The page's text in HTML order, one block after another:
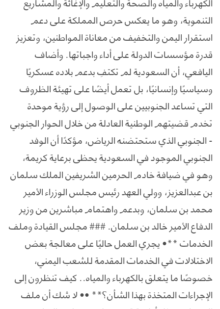
التنموية، وهو ما يعكس حرص المملكة على دعم
استقرار اليمن والتخفيف من معاناة المواطنين، وتعزيز
قدرة مؤسسات الدولة على أداء واجباتها. وأضاف
اليافعي، أن السعودية لم تكتفِ بدعم بلاده عسكريًا
وسياسيًا وإنسانيًا، بل تعمل أيضًا على تهيئة الظروف
التي تساعد الجنوبيين على الوصول إلى رؤية موحدة
تخدم قضيتهم الوطنية العادلة من خلال الحوار الجنوبي
- الجنوبي الذي ستحتضنه الرياض، مؤكدًا أن الوفد
الجنوبي الموجود في السعودية يحظى برعاية كريمة،
وهو في ضيافة خادم الحرمين الشريفين الملك سلمان
بن عبدالعزيز، وولي العهد رئيس مجلس الوزراء الأمير
محمد بن سلمان، وبدعم واهتمام مباشرين من وزير
الدفاع الأمير خالد بن سلمان. ### مجلس القيادة وملف
الخدمات **• يجري العمل حاليًا على معالجة بعض
الاختلالات في الخدمات المقدمة للشعب اليمني،
خصوصًا ما يتعلق بالكهرباء والمياه.. كيف تنظرون إلى
الإجراءات المتخذة بهذا الشأن؟** •• لا شك أن ملف